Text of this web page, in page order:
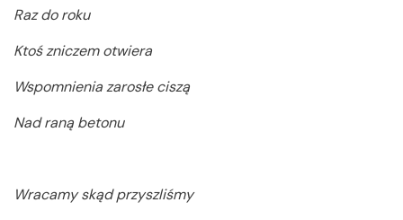
Raz do roku
Ktoś zniczem otwiera
Wspomnienia zarosłe ciszą
Nad raną betonu
Wracamy skąd przyszliśmy